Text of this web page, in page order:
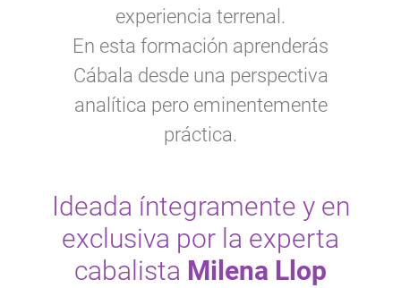
experiencia terrenal.
En esta formación aprenderás
Cábala desde una perspectiva
analítica pero eminentemente
práctica.
Ideada íntegramente y en
exclusiva por la experta
cabalista Milena Llop